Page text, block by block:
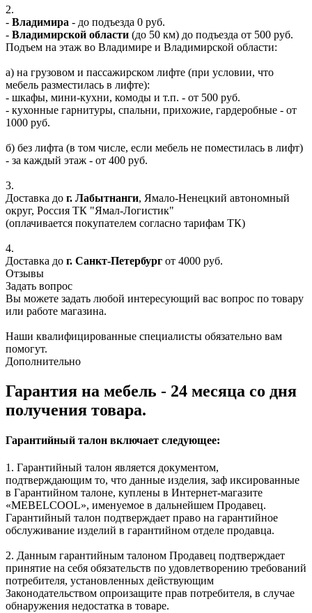
2.
- Владимира - до подъезда 0 руб.
- Владимирской области (до 50 км) до подъезда от 500 руб.
Подъем на этаж во Владимире и Владимирской области:
а) на грузовом и пассажирском лифте (при условии, что
мебель разместилась в лифте):
- шкафы, мини-кухни, комоды и т.п. - от 500 руб.
- кухонные гарнитуры, спальни, прихожие, гардеробные - от
1000 руб.
б) без лифта (в том числе, если мебель не поместилась в лифт)
- за каждый этаж - от 400 руб.
3.
Доставка до г. Лабытнанги, Ямало-Ненецкий автономный
округ, Россия ТК "Ямал-Логистик"
(оплачивается покупателем согласно тарифам ТК)
4.
Доставка до г. Санкт-Петербург от 4000 руб.
Отзывы
Задать вопрос
Вы можете задать любой интересующий вас вопрос по товару
или работе магазина.
Наши квалифицированные специалисты обязательно вам
помогут.
Дополнительно
Гарантия на мебель - 24 месяца со дня
получения товара.
Гарантийный талон включает следующее:
1. Гарантийный талон является документом,
подтверждающим то, что данные изделия, заф иксированные
в Гарантийном талоне, куплены в Интернет-магазите
«MEBELCOOL», именуемое в дальнейшем Продавец.
Гарантийный талон подтверждает право на гарантийное
обслуживание изделий в гарантийном отделе продавца.
2. Данным гарантийным талоном Продавец подтверждает
принятие на себя обязательств по удовлетворению требований
потребителя, установленных действующим
Законодательством опроизащите прав потребителя, в случае
обнаружения недостатка в товаре.